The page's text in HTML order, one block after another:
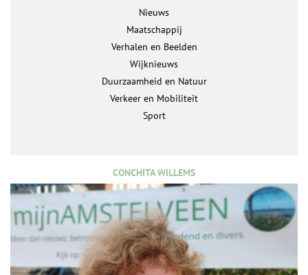
Nieuws
Maatschappij
Verhalen en Beelden
Wijknieuws
Duurzaamheid en Natuur
Verkeer en Mobiliteit
Sport
CONCHITA WILLEMS